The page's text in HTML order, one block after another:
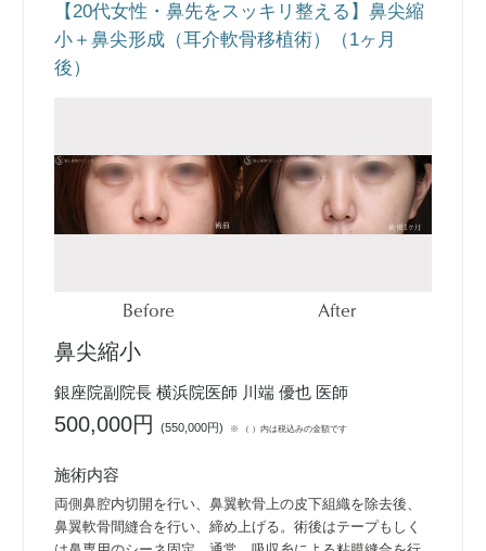
【20代女性・鼻先をスッキリ整える】鼻尖縮
小＋鼻尖形成（耳介軟骨移植術）（1ヶ月
後）
Before After
鼻尖縮小
銀座院副院長 横浜院医師 川端 優也 医師
500,000円(550,000円) ※ （ ）内は税込みの金額です
施術内容
両側鼻腔内切開を行い、鼻翼軟骨上の皮下組織を除去後、
鼻翼軟骨間縫合を行い、締め上げる。術後はテープもしく